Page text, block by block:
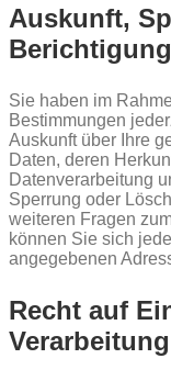
Auskunft,
Berichtigung
Sie haben im
Bestimmungen
Auskunft über Ihre
Daten, deren
Datenverarbeitung
Sperrung oder
weiteren Fragen
können Sie sich
angegebenen
Recht auf
Verarbeitung